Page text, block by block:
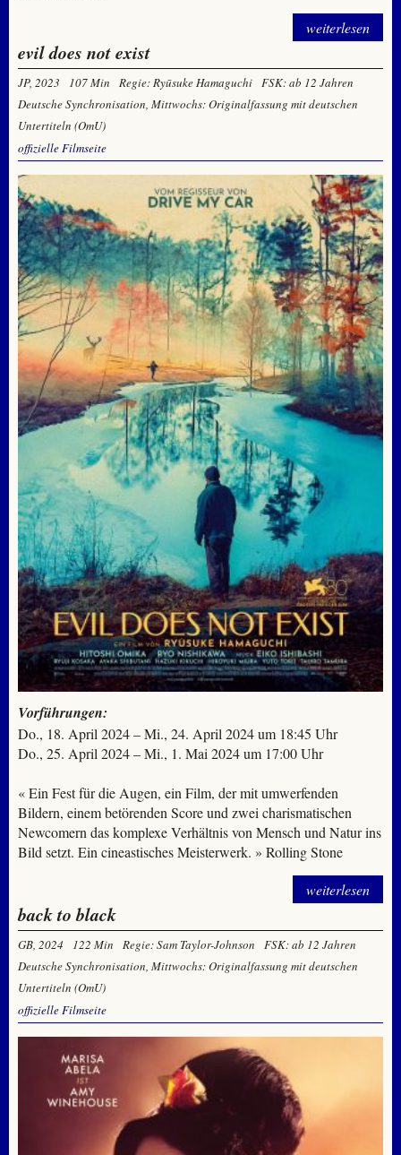
weiterlesen
evil does not exist
JP, 2023 107 Min Regie: Ryūsuke Hamaguchi FSK: ab 12 Jahren
Deutsche Synchronisation, Mittwochs: Originalfassung mit deutschen
Untertiteln (OmU)
offizielle Filmseite
Vorführungen:
Do., 18. April 2024 – Mi., 24. April 2024 um 18:45 Uhr
Do., 25. April 2024 – Mi., 1. Mai 2024 um 17:00 Uhr
« Ein Fest für die Augen, ein Film, der mit umwerfenden
Bildern, einem betörenden Score und zwei charismatischen
Newcomern das komplexe Verhältnis von Mensch und Natur ins
Bild setzt. Ein cineastisches Meisterwerk. » Rolling Stone
weiterlesen
back to black
GB, 2024 122 Min Regie: Sam Taylor-Johnson
FSK: ab 12 Jahren
Deutsche Synchronisation, Mittwochs: Originalfassung mit deutschen
Untertiteln (OmU)
offizielle Filmseite